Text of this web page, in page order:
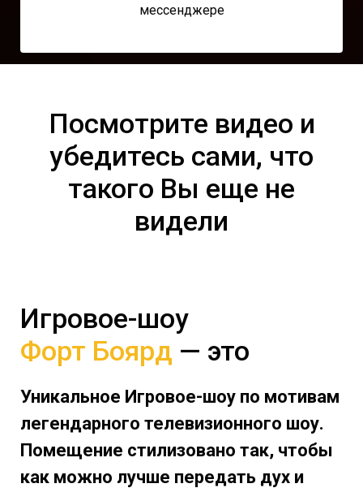
мессенджере
Посмотрите видео и
убедитесь сами, что
такого Вы еще не
видели
Игровое-шоу
Форт Боярд — это
Уникальное Игровое-шоу по мотивам
легендарного телевизионного шоу.
Помещение стилизовано так, чтобы
как можно лучше передать дух и